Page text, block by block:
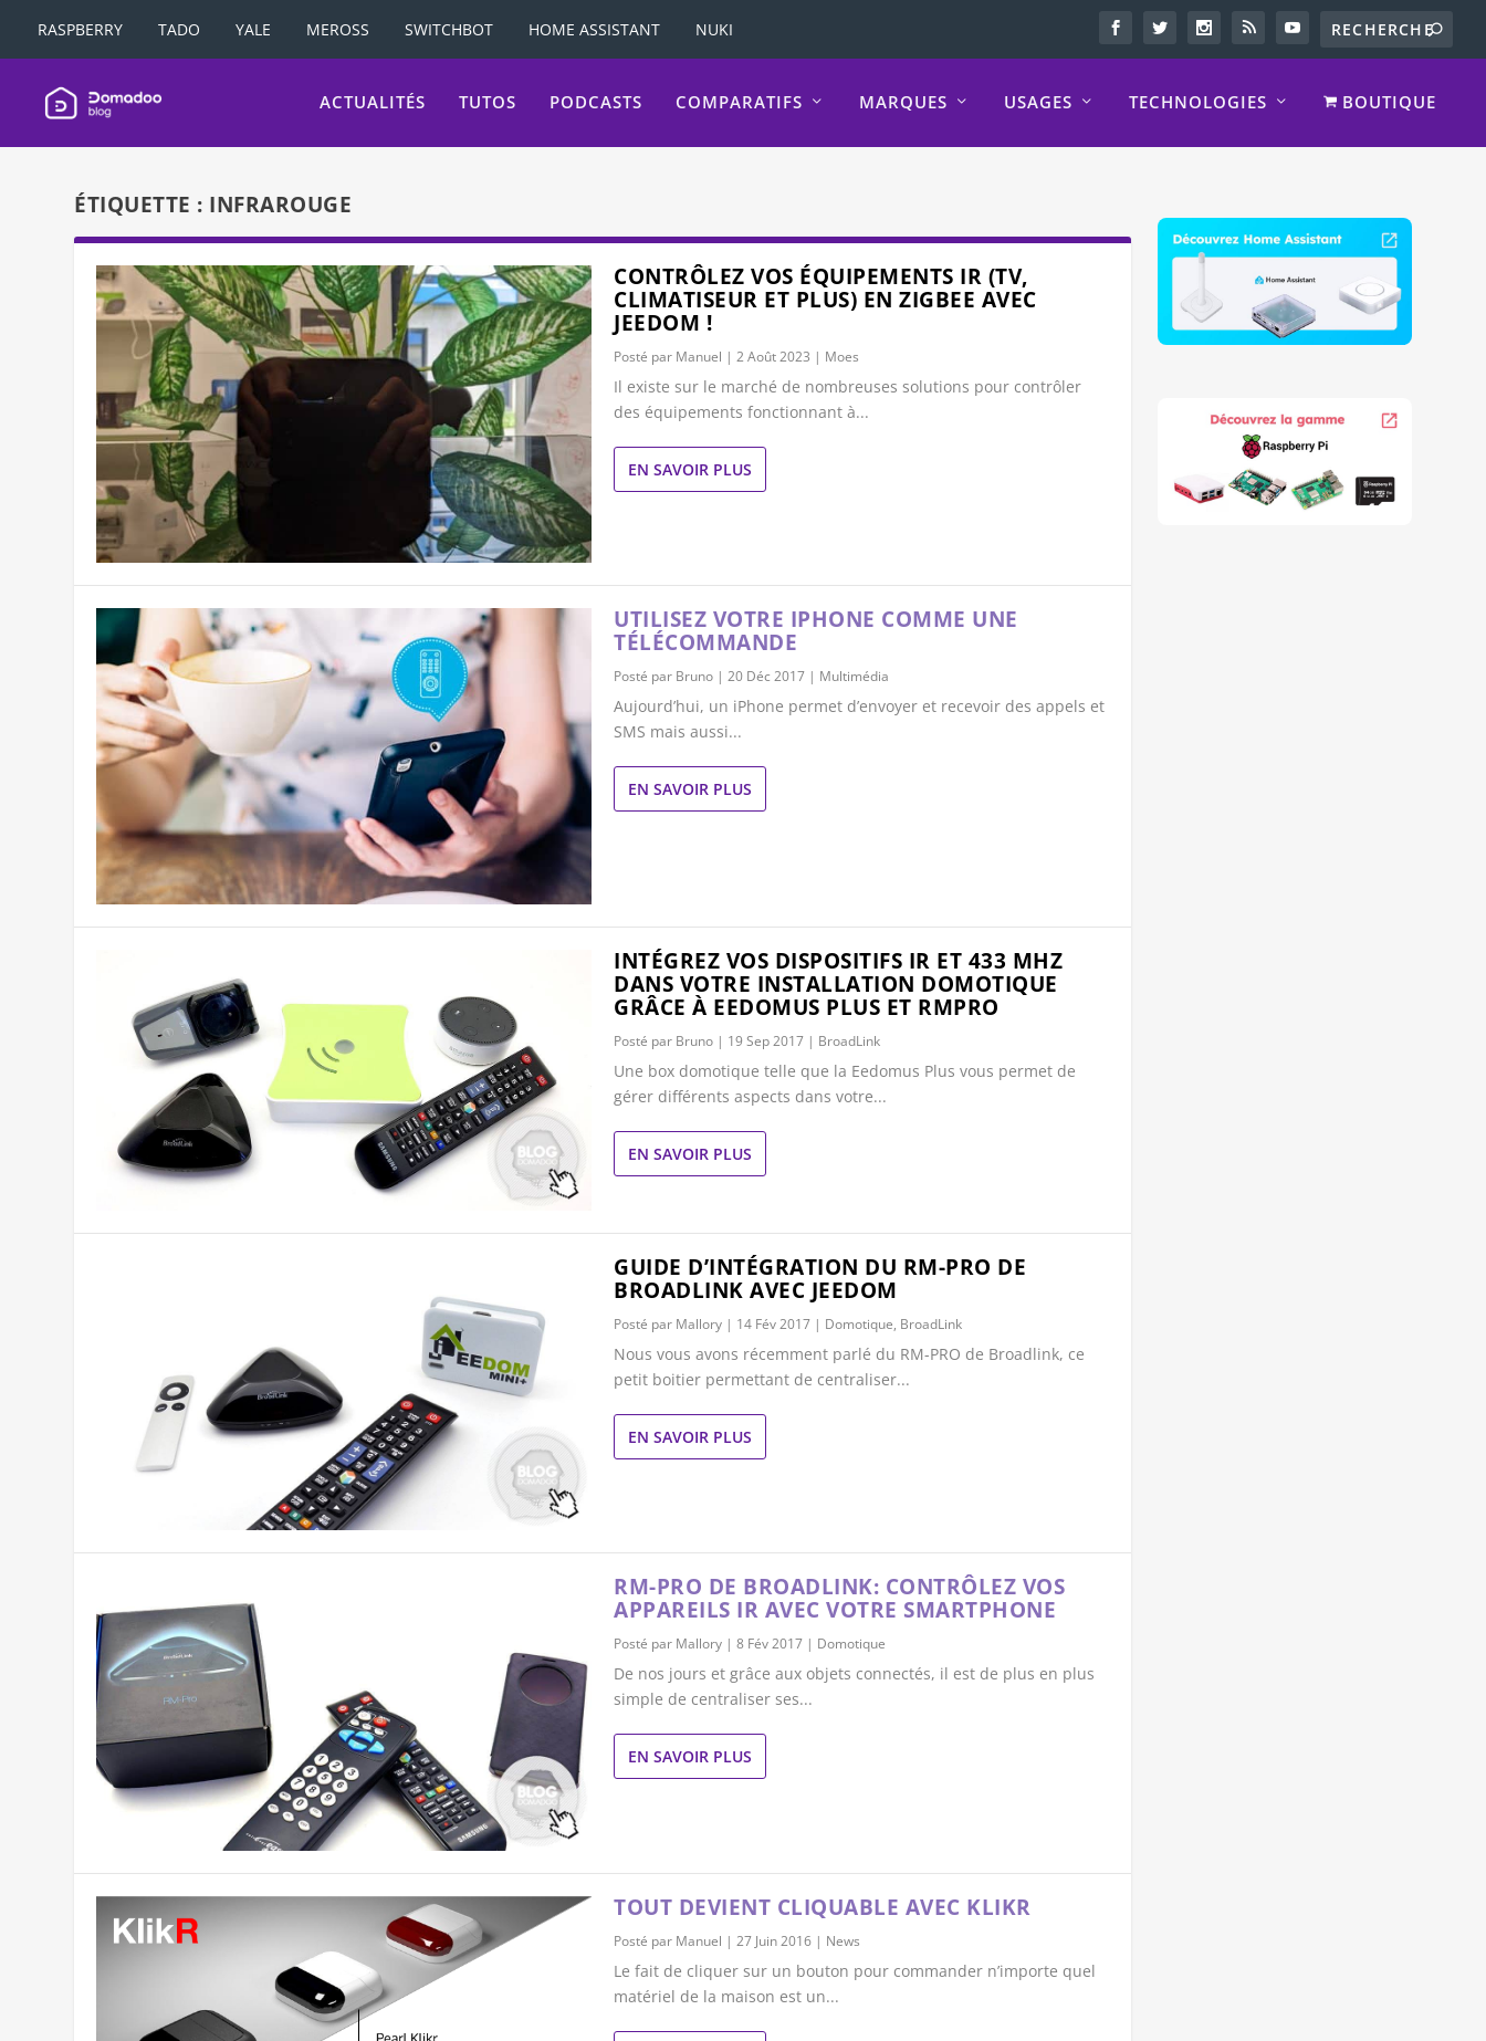
RASPBERRY TADO YALE MEROSS SWITCHBOT HOME ASSISTANT NUKI
ACTUALITÉS TUTOS PODCASTS COMPARATIFS MARQUES USAGES TECHNOLOGIES BOUTIQUE
ÉTIQUETTE : INFRAROUGE
CONTRÔLEZ VOS ÉQUIPEMENTS IR (TV,
CLIMATISEUR ET PLUS) EN ZIGBEE AVEC
JEEDOM !
Posté par Manuel |2 Août 2023 | Moes
Il existe sur le marché de nombreuses solutions pour contrôler
des équipements fonctionnant à...
EN SAVOIR PLUS
UTILISEZ VOTRE IPHONE COMME UNE
TÉLÉCOMMANDE
Posté par Bruno |20 Déc 2017 | Multimédia
Aujourd’hui, un iPhone permet d’envoyer et recevoir des appels et
SMS mais aussi...
EN SAVOIR PLUS
INTÉGREZ VOS DISPOSITIFS IR ET 433 MHZ
DANS VOTRE INSTALLATION DOMOTIQUE
GRÂCE À EEDOMUS PLUS ET RMPRO
Posté par Bruno | 19 Sep 2017 | BroadLink
Une box domotique telle que la Eedomus Plus vous permet de
gérer différents aspects dans votre...
EN SAVOIR PLUS
GUIDE D’INTÉGRATION DU RM-PRO DE
BROADLINK AVEC JEEDOM
Posté par Mallory | 14 Fév 2017 | Domotique, BroadLink
Nous vous avons récemment parlé du RM-PRO de Broadlink, ce
petit boitier permettant de centraliser...
EN SAVOIR PLUS
RM-PRO DE BROADLINK: CONTRÔLEZ VOS
APPAREILS IR AVEC VOTRE SMARTPHONE
Posté par Mallory |8 Fév 2017 | Domotique
De nos jours et grâce aux objets connectés, il est de plus en plus
simple de centraliser ses...
EN SAVOIR PLUS
TOUT DEVIENT CLIQUABLE AVEC KLIKR
Posté par Manuel |27 Juin 2016 | News
Le fait de cliquer sur un bouton pour commander n’importe quel
matériel de la maison est un...